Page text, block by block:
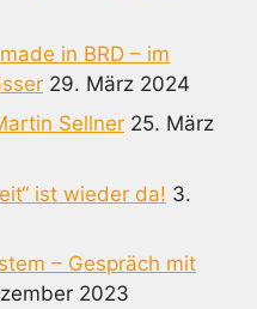
in BRD – im
29. März 2024
Sellner 25. März
ist wieder da! 3.
– Gespräch mit
2023